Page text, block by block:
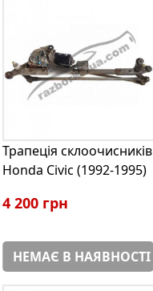
Трапеція склоочисників
Honda Civic (1992-1995)
4 200 грн
НЕМАЄ В НАЯВНОСТІ